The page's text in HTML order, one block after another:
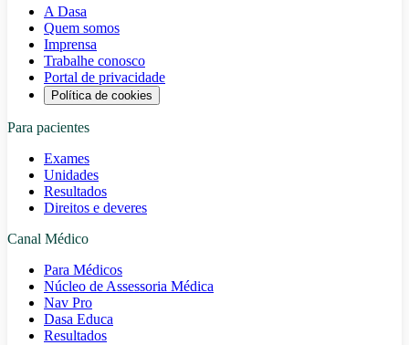
A Dasa
Quem somos
Imprensa
Trabalhe conosco
Portal de privacidade
Política de cookies
Para pacientes
Exames
Unidades
Resultados
Direitos e deveres
Canal Médico
Para Médicos
Núcleo de Assessoria Médica
Nav Pro
Dasa Educa
Resultados